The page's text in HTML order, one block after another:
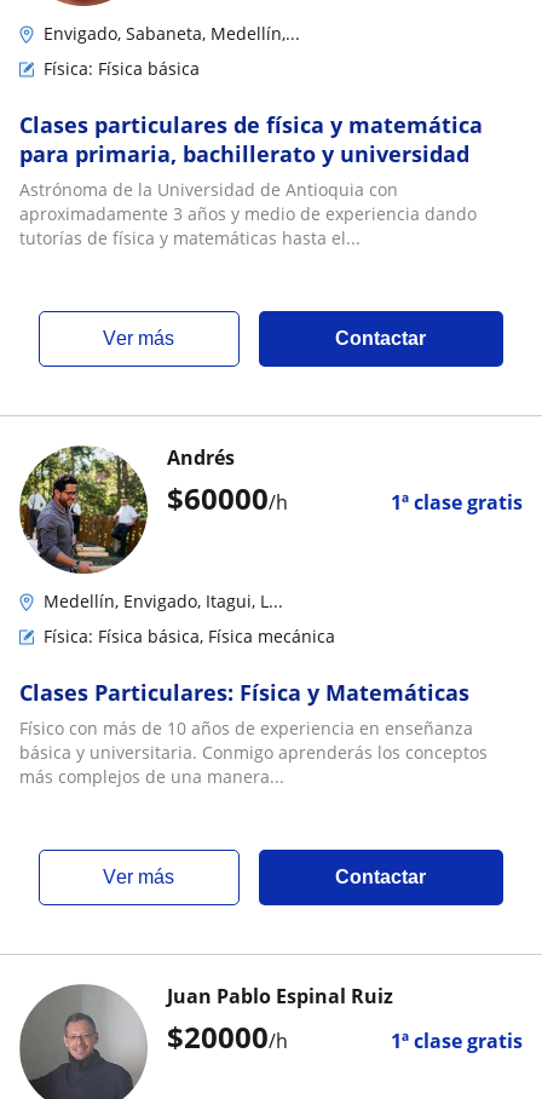
Envigado, Sabaneta, Medellín,...
Física: Física básica
Clases particulares de física y matemática
para primaria, bachillerato y universidad
Astrónoma de la Universidad de Antioquia con
aproximadamente 3 años y medio de experiencia dando
tutorías de física y matemáticas hasta el...
ver más Contactar
$60000/h 1ª clase gratis
Andrés
Medellín, Envigado, Itagui, L...
Física: Física básica, Física mecánica
Clases Particulares: Física y Matemáticas
Físico con más de 10 años de experiencia en enseñanza
básica y universitaria. Conmigo aprenderás los conceptos
más complejos de una manera...
ver más Contactar
$20000/h 1ª clase gratis
Juan Pablo Espinal Ruiz